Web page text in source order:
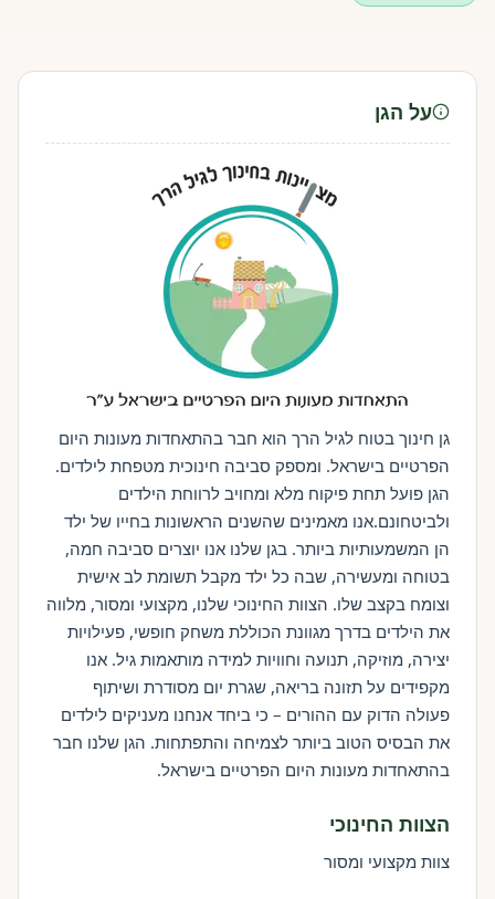
על הגן
גן חינוך בטוח לגיל הרך הוא חבר בהתאחדות מעונות היום
הפרטיים בישראל. ומספק סביבה חינוכית מטפחת לילדים.
הגן פועל תחת פיקוח מלא ומחויב לרווחת הילדים
ולביטחונם.אנו מאמינים שהשנים הראשונות בחייו של ילד
הן המשמעותיות ביותר. בגן שלנו אנו יוצרים סביבה חמה,
בטוחה ומעשירה, שבה כל ילד מקבל תשומת לב אישית
וצומח בקצב שלו. הצוות החינוכי שלנו, מקצועי ומסור, מלווה
את הילדים בדרך מגוונת הכוללת משחק חופשי, פעילויות
יצירה, מוזיקה, תנועה וחוויות למידה מותאמות גיל. אנו
מקפידים על תזונה בריאה, שגרת יום מסודרת ושיתוף
פעולה הדוק עם ההורים – כי ביחד אנחנו מעניקים לילדים
את הבסיס הטוב ביותר לצמיחה והתפתחות. הגן שלנו חבר
בהתאחדות מעונות היום הפרטיים בישראל.
הצוות החינוכי
צוות מקצועי ומסור